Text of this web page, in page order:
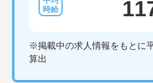
※掲載中の求人情報をもとに
算出